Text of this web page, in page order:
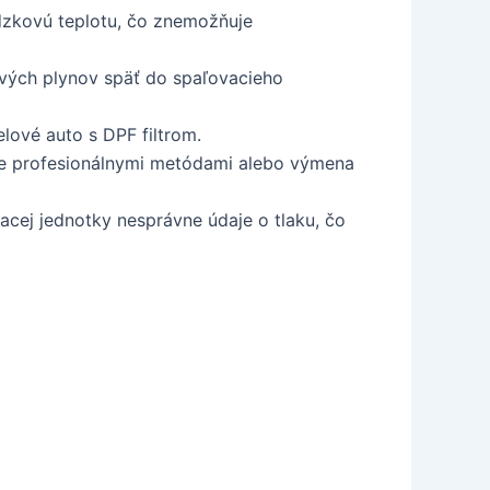
teplotu, čo znemožňuje
plynov späť do spaľovacieho
auto s DPF filtrom.
metódami alebo výmena
jednotky nesprávne údaje o tlaku, čo